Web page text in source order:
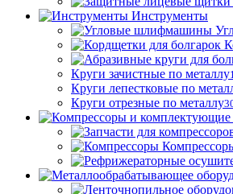
Инструменты
Круги зачистные по металлу
Круги лепестковые по
Круги отрезные по металлу